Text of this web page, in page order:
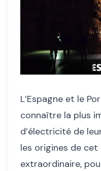
L’Espagne et le
connaître la plus
d’électricité de
les origines de cet
extraordinaire,